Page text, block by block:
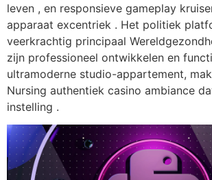
leven , en responsieve gameplay
apparaat excentriek . Het politiek
veerkrachtig principaal
zijn professioneel ontwikkelen en
ultramoderne studio-appartement,
Nursing authentiek casino ambiance
instelling .